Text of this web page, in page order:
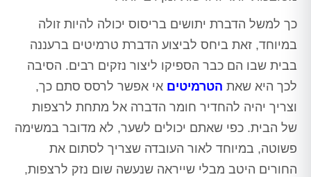
כך למשל הדברת יתושים בריסוס יכולה להיות זולה
במיוחד, זאת ביחס לביצוע הדברת טרמיטים ברעננה
בבית שבו הם כבר הספיקו ליצור נזקים רבים. הסיבה
לכך היא שאת הטרמיטים אי אפשר לרסס סתם כך,
וצריך יהיה להחדיר חומר הדברה אל מתחת לרצפות
של הבית. כפי שאתם יכולים לשער, לא מדובר במשימה
פשוטה, במיוחד לאור העובדה שצריך לסתום את
החורים היטב מבלי שייראה שנעשה שום נזק לרצפות,